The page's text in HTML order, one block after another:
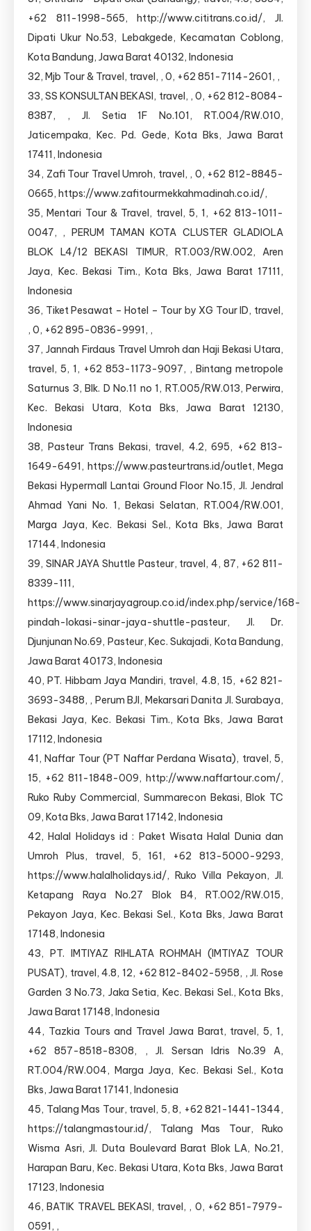
+62 811-1998-565, http://www.cititrans.co.id/, Jl.
Dipati Ukur No.53, Lebakgede, Kecamatan Coblong,
Kota Bandung, Jawa Barat 40132, Indonesia
32, Mjb Tour & Travel, travel, , 0, +62 851-7114-2601, ,
33, SS KONSULTAN BEKASI, travel, , 0, +62 812-8084-
8387, , Jl. Setia 1F No.101, RT.004/RW.010,
Jaticempaka, Kec. Pd. Gede, Kota Bks, Jawa Barat
17411, Indonesia
34, Zafi Tour Travel Umroh, travel, , 0, +62 812-8845-
0665, https://www.zafitourmekkahmadinah.co.id/,
35, Mentari Tour & Travel, travel, 5, 1, +62 813-1011-
0047, , PERUM TAMAN KOTA CLUSTER GLADIOLA
BLOK L4/12 BEKASI TIMUR, RT.003/RW.002, Aren
Jaya, Kec. Bekasi Tim., Kota Bks, Jawa Barat 17111,
Indonesia
36, Tiket Pesawat – Hotel – Tour by XG Tour ID, travel,
, 0, +62 895-0836-9991, ,
37, Jannah Firdaus Travel Umroh dan Haji Bekasi Utara,
travel, 5, 1, +62 853-1173-9097, , Bintang metropole
Saturnus 3, Blk. D No.11 no 1, RT.005/RW.013, Perwira,
Kec. Bekasi Utara, Kota Bks, Jawa Barat 12130,
Indonesia
38, Pasteur Trans Bekasi, travel, 4.2, 695, +62 813-
1649-6491, https://www.pasteurtrans.id/outlet, Mega
Bekasi Hypermall Lantai Ground Floor No.15, Jl. Jendral
Ahmad Yani No. 1, Bekasi Selatan, RT.004/RW.001,
Marga Jaya, Kec. Bekasi Sel., Kota Bks, Jawa Barat
17144, Indonesia
39, SINAR JAYA Shuttle Pasteur, travel, 4, 87, +62 811-
8339-111,
https://www.sinarjayagroup.co.id/index.php/service/168-
pindah-lokasi-sinar-jaya-shuttle-pasteur, Jl. Dr.
Djunjunan No.69, Pasteur, Kec. Sukajadi, Kota Bandung,
Jawa Barat 40173, Indonesia
40, PT. Hibbam Jaya Mandiri, travel, 4.8, 15, +62 821-
3693-3488, , Perum BJI, Mekarsari Danita Jl. Surabaya,
Bekasi Jaya, Kec. Bekasi Tim., Kota Bks, Jawa Barat
17112, Indonesia
41, Naffar Tour (PT Naffar Perdana Wisata), travel, 5,
15, +62 811-1848-009, http://www.naffartour.com/,
Ruko Ruby Commercial, Summarecon Bekasi, Blok TC
09, Kota Bks, Jawa Barat 17142, Indonesia
42, Halal Holidays id : Paket Wisata Halal Dunia dan
Umroh Plus, travel, 5, 161, +62 813-5000-9293,
https://www.halalholidays.id/, Ruko Villa Pekayon, Jl.
Ketapang Raya No.27 Blok B4, RT.002/RW.015,
Pekayon Jaya, Kec. Bekasi Sel., Kota Bks, Jawa Barat
17148, Indonesia
43, PT. IMTIYAZ RIHLATA ROHMAH (IMTIYAZ TOUR
PUSAT), travel, 4.8, 12, +62 812-8402-5958, , Jl. Rose
Garden 3 No.73, Jaka Setia, Kec. Bekasi Sel., Kota Bks,
Jawa Barat 17148, Indonesia
44, Tazkia Tours and Travel Jawa Barat, travel, 5, 1,
+62 857-8518-8308, , Jl. Sersan Idris No.39 A,
RT.004/RW.004, Marga Jaya, Kec. Bekasi Sel., Kota
Bks, Jawa Barat 17141, Indonesia
45, Talang Mas Tour, travel, 5, 8, +62 821-1441-1344,
https://talangmastour.id/, Talang Mas Tour, Ruko
Wisma Asri, Jl. Duta Boulevard Barat Blok LA, No.21,
Harapan Baru, Kec. Bekasi Utara, Kota Bks, Jawa Barat
17123, Indonesia
46, BATIK TRAVEL BEKASI, travel, , 0, +62 851-7979-
0591, ,